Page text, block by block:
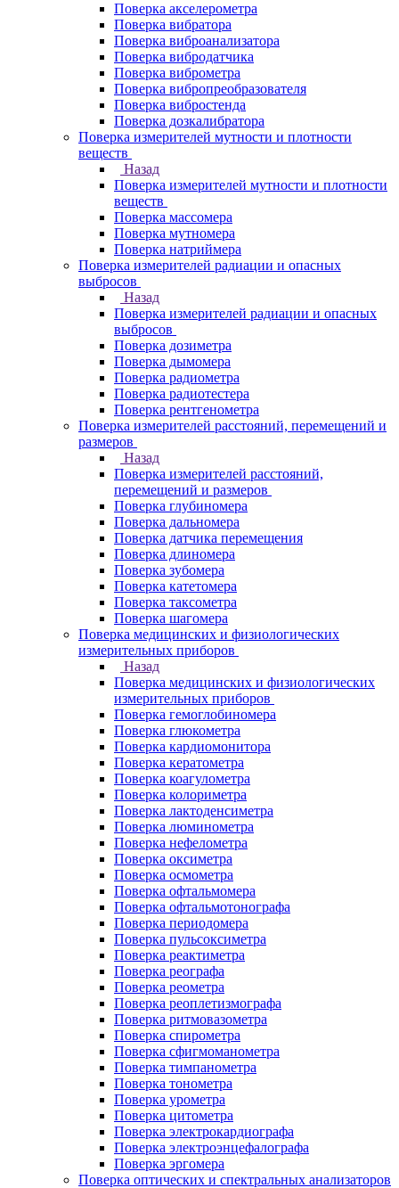
Поверка акселерометра
Поверка вибратора
Поверка виброанализатора
Поверка вибродатчика
Поверка виброметра
Поверка вибропреобразователя
Поверка вибростенда
Поверка дозкалибратора
Поверка измерителей мутности и плотности
веществ
Назад
Поверка измерителей мутности и плотности
веществ
Поверка массомера
Поверка мутномера
Поверка натриймера
Поверка измерителей радиации и опасных
выбросов
Назад
Поверка измерителей радиации и опасных
выбросов
Поверка дозиметра
Поверка дымомера
Поверка радиометра
Поверка радиотестера
Поверка рентгенометра
Поверка измерителей расстояний, перемещений и
размеров
Назад
Поверка измерителей расстояний,
перемещений и размеров
Поверка глубиномера
Поверка дальномера
Поверка датчика перемещения
Поверка длиномера
Поверка зубомера
Поверка катетомера
Поверка таксометра
Поверка шагомера
Поверка медицинских и физиологических
измерительных приборов
Назад
Поверка медицинских и физиологических
измерительных приборов
Поверка гемоглобиномера
Поверка глюкометра
Поверка кардиомонитора
Поверка кератометра
Поверка коагулометра
Поверка колориметра
Поверка лактоденсиметра
Поверка люминометра
Поверка нефелометра
Поверка оксиметра
Поверка осмометра
Поверка офтальмомера
Поверка офтальмотонографа
Поверка периодомера
Поверка пульсоксиметра
Поверка реактиметра
Поверка реографа
Поверка реометра
Поверка реоплетизмографа
Поверка ритмовазометра
Поверка спирометра
Поверка сфигмоманометра
Поверка тимпанометра
Поверка тонометра
Поверка урометра
Поверка цитометра
Поверка электрокардиографа
Поверка электроэнцефалографа
Поверка эргомера
Поверка оптических и спектральных анализаторов